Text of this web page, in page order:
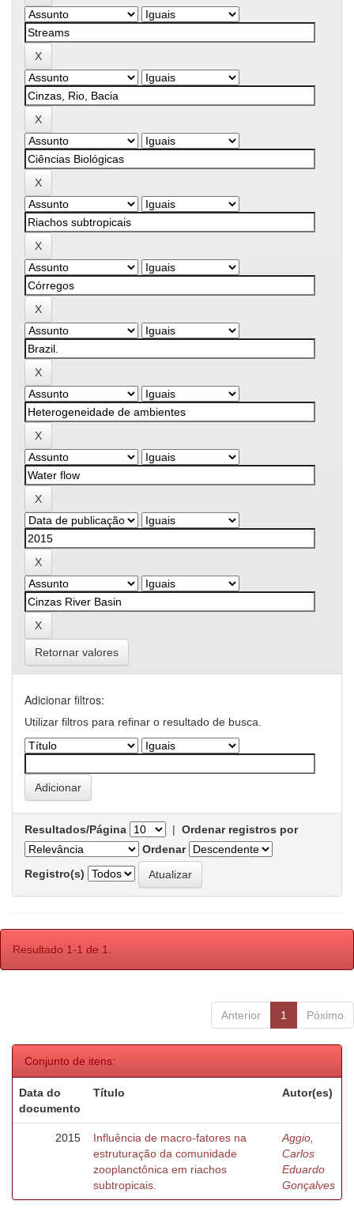
Retornar valores
Adicionar filtros:
Utilizar filtros para refinar o resultado de busca.
Resultados/Página | Ordenar registros por
Ordenar
Registro(s)
Resultado 1-1 de 1.
Anterior 1 Póximo
Conjunto de itens:
Data do
documento
Título Autor(es)
2015
Influência de macro-fatores na
estruturação da comunidade
zooplanctônica em riachos
subtropicais.
Aggio,
Carlos
Eduardo
Gonçalves